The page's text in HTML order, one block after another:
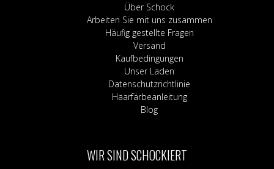
Über Schock
Arbeiten Sie mit uns zusammen
Häufig gestellte Fragen
Versand
Kaufbedingungen
Unser Laden
Datenschutzrichtlinie
Haarfärbeanleitung
Blog
WIR SIND SCHOCKIERT